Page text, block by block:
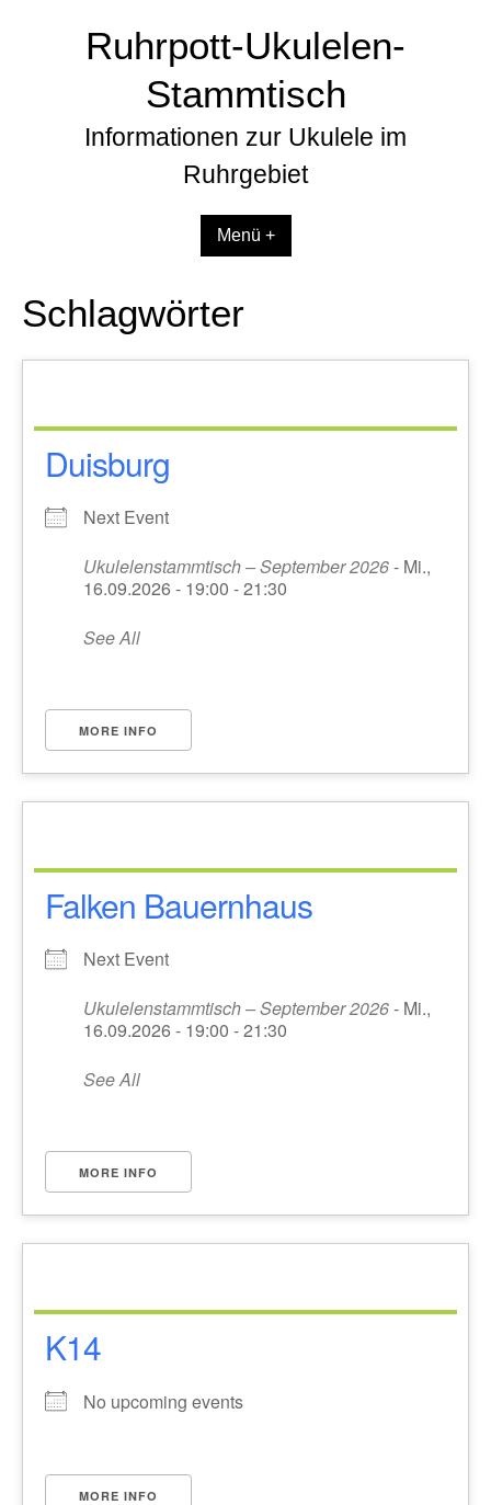
Ruhrpott-Ukulelen-
Stammtisch
Informationen zur Ukulele im
Ruhrgebiet
Menü +
Schlagwörter
Duisburg
Next Event
Ukulelenstammtisch – September 2026- Mi.,
16.09.2026 - 19:00 - 21:30
See All
MORE INFO
Falken Bauernhaus
Next Event
Ukulelenstammtisch – September 2026- Mi.,
16.09.2026 - 19:00 - 21:30
See All
MORE INFO
K14
No upcoming events
MORE INFO